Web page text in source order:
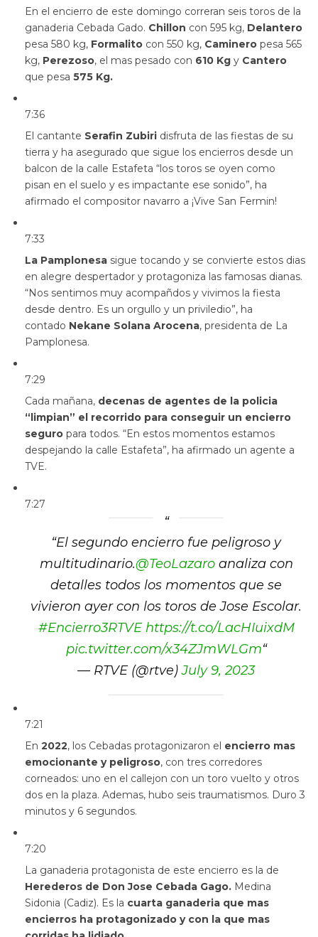
En el encierro de este domingo correran seis toros de la
ganaderia Cebada Gado. Chillon con 595 kg, Delantero
pesa 580 kg, Formalito con 550 kg, Caminero pesa 565
kg, Perezoso, el mas pesado con 610 Kg y Cantero
que pesa 575 Kg.
7:36
El cantante Serafin Zubiri disfruta de las fiestas de su
tierra y ha asegurado que sigue los encierros desde un
balcon de la calle Estafeta “los toros se oyen como
pisan en el suelo y es impactante ese sonido”, ha
afirmado el compositor navarro a ¡Vive San Fermin!
7:33
La Pamplonesa sigue tocando y se convierte estos dias
en alegre despertador y protagoniza las famosas dianas.
“Nos sentimos muy acompañdos y vivimos la fiesta
desde dentro. Es un orgullo y un priviledio”, ha
contado Nekane Solana Arocena, presidenta de La
Pamplonesa.
7:29
Cada mañana, decenas de agentes de la policia
“limpian” el recorrido para conseguir un encierro
seguro para todos. “En estos momentos estamos
despejando la calle Estafeta”, ha afirmado un agente a
TVE.
7:27
“El segundo encierro fue peligroso y
multitudinario.@TeoLazaroanaliza con
detalles todos los momentos que se
vivieron ayer con los toros de Jose Escolar.
#Encierro3RTVE https://t.co/LacHIuixdM
pic.twitter.com/x34ZJmWLGm“
— RTVE (@rtve)July 9, 2023
7:21
En 2022, los Cebadas protagonizaron el encierro mas
emocionante y peligroso, con tres corredores
corneados: uno en el callejon con un toro vuelto y otros
dos en la plaza. Ademas, hubo seis traumatismos. Duro 3
minutos y 6 segundos.
7:20
La ganaderia protagonista de este encierro es la de
Herederos de Don Jose Cebada Gago. Medina
Sidonia (Cadiz). Es la cuarta ganaderia que mas
encierros ha protagonizado y con la que mas